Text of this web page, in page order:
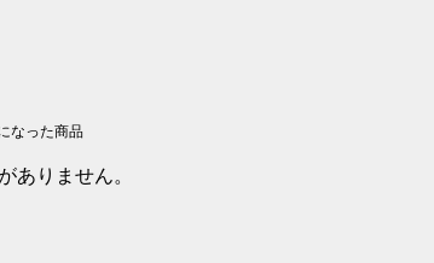
なった商品
ありません。